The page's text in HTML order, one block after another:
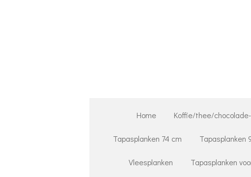
Home Koffie/thee/
Tapasplanken 74 cm Tapasplanken
Vleesplanken Tapasplanken